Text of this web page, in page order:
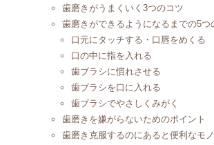
歯磨きがうまくいく3つのコツ
歯磨きができるようになるまでの5つ
口元にタッチする・口唇をめくる
口の中に指を入れる
歯ブラシに慣れさせる
歯ブラシを口に入れる
歯ブラシでやさしくみがく
歯磨きを嫌がらないためのポイント
歯磨き克服するのにあると便利なモノ